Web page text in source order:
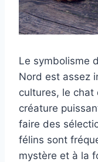
Le symbolisme
Nord est assez
cultures, le chat
créature
faire des
félins sont
mystère et à la